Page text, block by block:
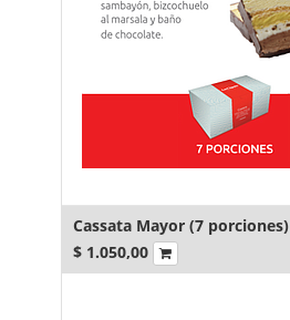
Cassata Mayor (7 porciones)
$ 1.050,00